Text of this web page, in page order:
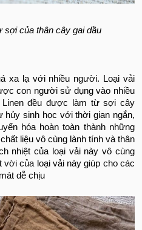
của thân cây gai dầu
xa lạ với nhiều người. Loại vải
con người sử dụng vào nhiều
đều được làm từ sợi cây
hủy sinh học với thời gian ngắn,
hóa hoàn toàn thành những
liệu vô cùng lành tính và thân
nhiệt của loại vải này vô cùng
vời của loại vải này giúp cho các
dễ chịu